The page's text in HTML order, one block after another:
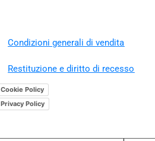
Condizioni generali di vendita
Restituzione e diritto di recesso
Cookie Policy
Privacy Policy